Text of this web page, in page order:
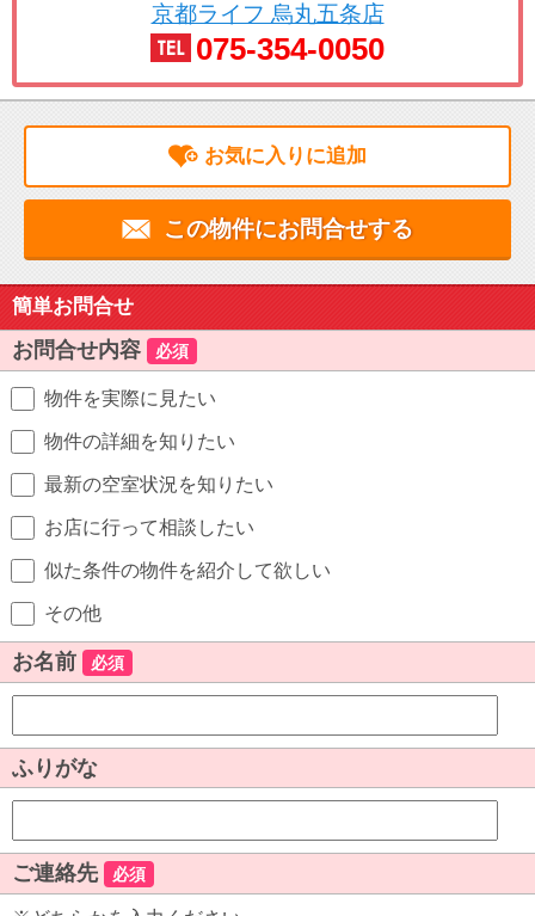
京都ライフ 烏丸五条店
075-354-0050
お気に入りに追加
この物件にお問合せする
簡単お問合せ